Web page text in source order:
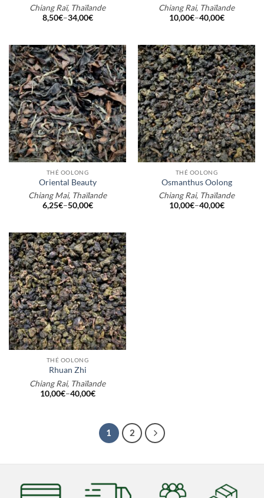
Chiang Raï, Thaïlande
8,50€–34,00€
Chiang Rai, Thaïlande
10,00€–40,00€
THÉ OOLONG
Oriental Beauty
Chiang Mai, Thaïlande
6,25€–50,00€
THÉ OOLONG
Osmanthus Oolong
Chiang Rai, Thaïlande
10,00€–40,00€
THÉ OOLONG
Rhuan Zhi
Chiang Rai, Thaïlande
10,00€–40,00€
1 2